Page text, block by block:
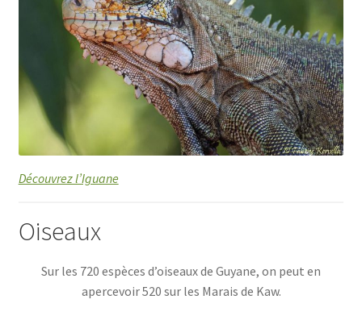
Découvrez l’Iguane
Oiseaux
Sur les 720 espèces d’oiseaux de Guyane, on peut en
apercevoir 520 sur les Marais de Kaw.